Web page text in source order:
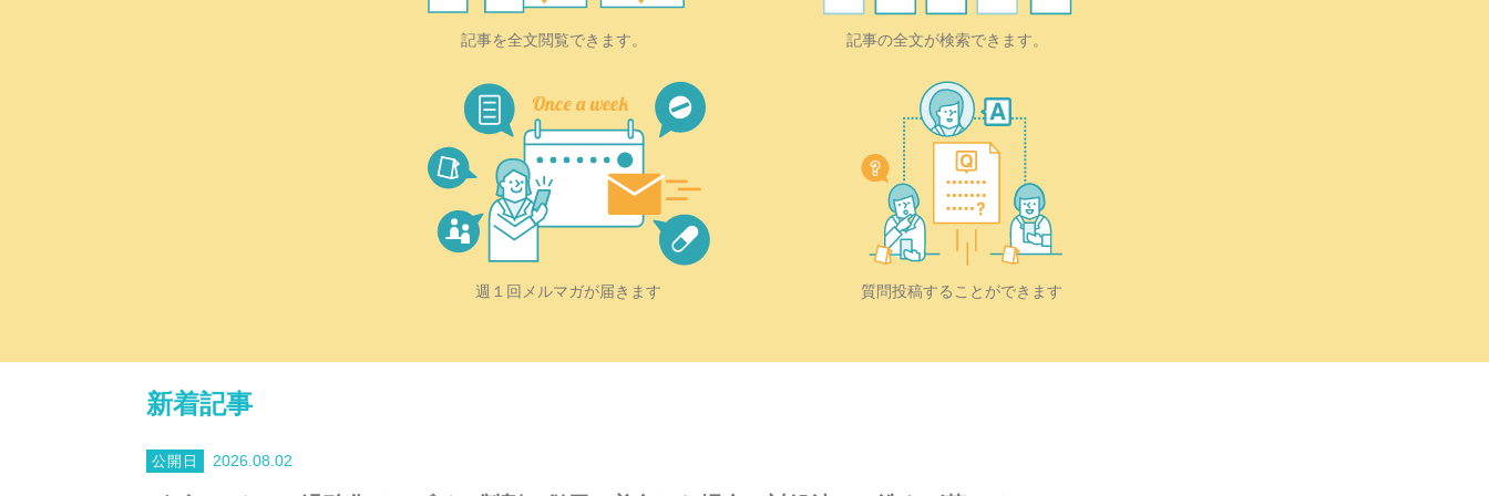
記事を全文閲覧できます。 記事の全文が検索できます。
週１回メルマガが届きます 質問投稿することができます
新着記事
2026.08.02